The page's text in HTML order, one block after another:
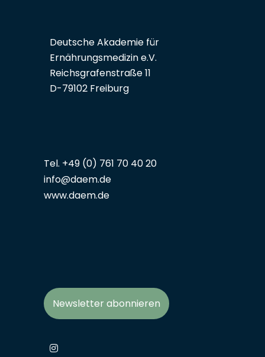
Deutsche Akademie für
Ernährungsmedizin e.V.
Reichsgrafenstraße 11
D-79102 Freiburg
Tel. +49 (0) 761 70 40 20
info@daem.de
www.daem.de
Newsletter abonnieren